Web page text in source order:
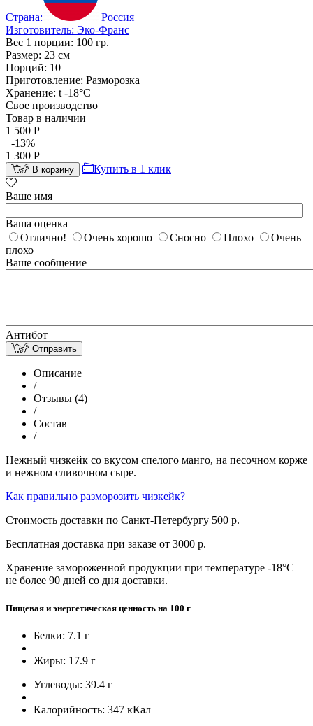
Страна:
Россия
Изготовитель: Эко-Франс
Вес 1 порции: 100 гр.
Размер: 23 см
Порций: 10
Приготовление: Разморозка
Хранение: t -18°С
Свое производство
Товар в наличии
1 500 Р
-13%
1 300 Р
В корзину Купить в 1 клик
Ваше имя
Ваша оценка
Отлично!
Очень хорошо Сносно Плохо
Очень
плохо
Ваше сообщение
Антибот
Отправить
Описание
/
Отзывы (4)
/
Состав
/
Нежный чизкейк со вкусом спелого манго, на песочном корже
и нежном сливочном сыре.
Как правильно разморозить чизкейк?
Стоимость доставки по Санкт-Петербургу 500 р.
Бесплатная доставка при заказе от 3000 р.
Хранение замороженной продукции при температуре -18°C
не более 90 дней со дня доставки.
Пищевая и энергетическая ценность на 100 г
Белки: 7.1 г
Жиры: 17.9 г
Углеводы: 39.4 г
Калорийность: 347 кКал